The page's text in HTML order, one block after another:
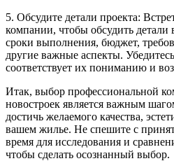
5. Обсудите детали проекта:
компании, чтобы обсудить детали
сроки выполнения, бюджет,
другие важные аспекты.
соответствует их пониманию и
Итак, выбор профессиональной
новостроек является важным
достичь желаемого качества,
вашем жилье. Не спешите с
время для исследования и
чтобы сделать осознанный выбор.